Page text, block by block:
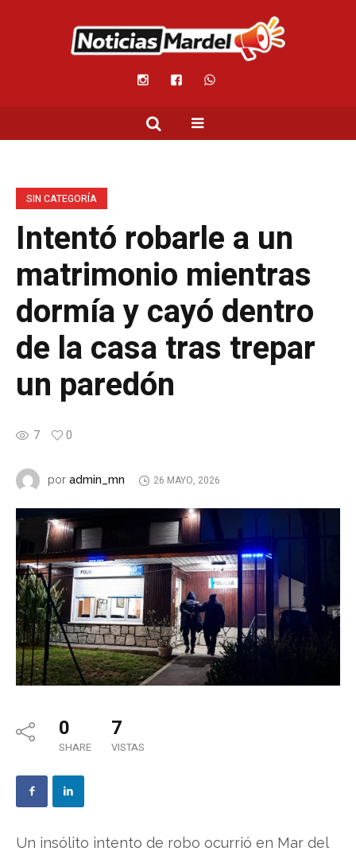
SIN CATEGORÍA
Intentó robarle a un
matrimonio mientras
dormía y cayó dentro
de la casa tras trepar
un paredón
7 0
por admin_mn 26 MAYO, 2026
0
SHARE
7
VISTAS
Un insólito intento de robo ocurrió en Mar del